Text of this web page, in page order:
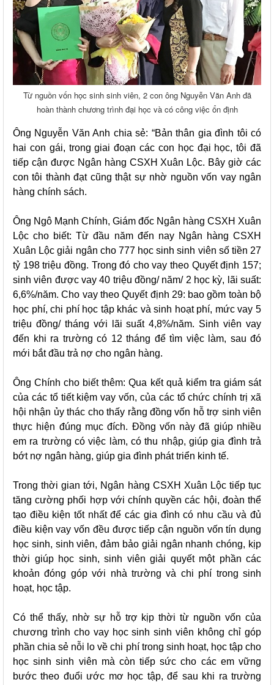
Từ nguồn vốn học sinh sinh viên, 2 con ông Nguyễn Văn Anh đã
hoàn thành chương trình đại học và có công việc ổn định
Ông Nguyễn Văn Anh chia sẻ: “Bản thân gia đình tôi có
hai con gái, trong giai đoạn các con học đại học, tôi đã
tiếp cận được Ngân hàng CSXH Xuân Lộc. Bây giờ các
con tôi thành đạt cũng thật sự nhờ nguồn vốn vay ngân
hàng chính sách.
Ông Ngô Mạnh Chính, Giám đốc Ngân hàng CSXH Xuân
Lộc cho biết: Từ đầu năm đến nay Ngân hàng CSXH
Xuân Lộc giải ngân cho 777 học sinh sinh viên số tiền 27
tỷ 198 triệu đồng. Trong đó cho vay theo Quyết định 157;
sinh viên được vay 40 triệu đồng/ năm/ 2 học kỳ, lãi suất:
6,6%/năm. Cho vay theo Quyết định 29: bao gồm toàn bộ
học phí, chi phí học tập khác và sinh hoạt phí, mức vay 5
triệu đồng/ tháng với lãi suất 4,8%/năm. Sinh viên vay
đến khi ra trường có 12 tháng để tìm việc làm, sau đó
mới bắt đầu trả nợ cho ngân hàng.
Ông Chính cho biết thêm: Qua kết quả kiểm tra giám sát
của các tổ tiết kiệm vay vốn, của các tổ chức chính trị xã
hội nhận ủy thác cho thấy rằng đồng vốn hỗ trợ sinh viên
thực hiện đúng mục đích. Đồng vốn này đã giúp nhiều
em ra trường có việc làm, có thu nhập, giúp gia đình trả
bớt nợ ngân hàng, giúp gia đình phát triển kinh tế.
Trong thời gian tới, Ngân hàng CSXH Xuân Lộc tiếp tục
tăng cường phối hợp với chính quyền các hội, đoàn thể
tạo điều kiện tốt nhất để các gia đình có nhu cầu và đủ
điều kiện vay vốn đều được tiếp cận nguồn vốn tín dụng
học sinh, sinh viên, đảm bảo giải ngân nhanh chóng, kịp
thời giúp học sinh, sinh viên giải quyết một phần các
khoản đóng góp với nhà trường và chi phí trong sinh
hoạt, học tập.
Có thể thấy, nhờ sự hỗ trợ kịp thời từ nguồn vốn của
chương trình cho vay học sinh sinh viên không chỉ góp
phần chia sẻ nỗi lo về chi phí trong sinh hoạt, học tập cho
học sinh sinh viên mà còn tiếp sức cho các em vững
bước theo đuổi ước mơ học tập, để sau khi ra trường